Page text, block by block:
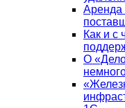
Аренда
Как и с
О